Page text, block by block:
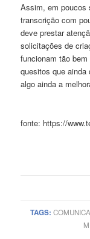
Assim, em poucos
transcrição com
deve prestar
solicitações de
funcionam tão
quesitos que
algo ainda a
fonte: https://
TAGS: